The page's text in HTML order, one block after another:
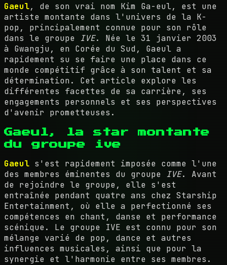
Gaeul, de son vrai nom Kim Ga-eul, est une
artiste montante dans l'univers de la K-
pop, principalement connue pour son rôle
dans le groupe IVE. Née le 31 janvier 2003
à Gwangju, en Corée du Sud, Gaeul a
rapidement su se faire une place dans ce
monde compétitif grâce à son talent et sa
détermination. Cet article explore les
différentes facettes de sa carrière, ses
engagements personnels et ses perspectives
d'avenir prometteuses.
Gaeul, la star montante
du groupe ive
Gaeul s'est rapidement imposée comme l'une
des membres éminentes du groupe IVE. Avant
de rejoindre le groupe, elle s'est
entraînée pendant quatre ans chez Starship
Entertainment, où elle a perfectionné ses
compétences en chant, danse et performance
scénique. Le groupe IVE est connu pour son
mélange varié de pop, dance et autres
influences musicales, ainsi que pour la
synergie et l'harmonie entre ses membres.